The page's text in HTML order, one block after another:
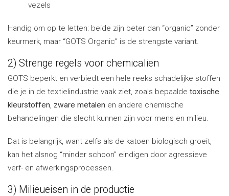
vezels
Handig om op te letten: beide zijn beter dan “organic” zonder
keurmerk, maar “GOTS Organic” is de strengste variant.
2) Strenge regels voor chemicaliën
GOTS beperkt en verbiedt een hele reeks schadelijke stoffen
die je in de textielindustrie vaak ziet, zoals bepaalde toxische
kleurstoffen, zware metalen en andere chemische
behandelingen die slecht kunnen zijn voor mens en milieu.
Dat is belangrijk, want zelfs als de katoen biologisch groeit,
kan het alsnog “minder schoon” eindigen door agressieve
verf- en afwerkingsprocessen.
3) Milieueisen in de productie